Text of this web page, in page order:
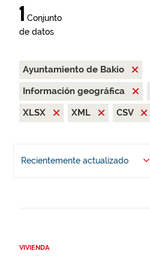
1 Conjunto
de datos
Ayuntamiento de Bakio
Información geográfica
XLSX
XML CSV
Recientemente actualizado
VIVIENDA